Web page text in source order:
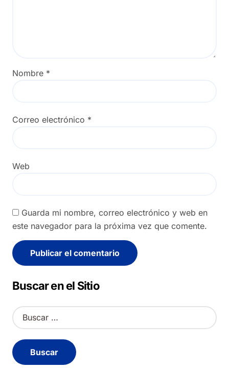
Nombre *
Correo electrónico *
Web
Guarda mi nombre, correo electrónico y web en
este navegador para la próxima vez que comente.
Buscar en el Sitio
B
u
c
a